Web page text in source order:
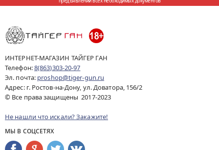
ИНТЕРНЕТ-МАГАЗИН ТАЙГЕР ГАН
Телефон:8(863)303-20-97
Эл. почта: proshop@tiger-gun.ru
Адрес: г. Ростов-на-Дону, ул. Доватора, 156/2
© Все права защищены 2017-2023
Не нашли что искали? Закажите!
МЫ В СОЦСЕТЯХ